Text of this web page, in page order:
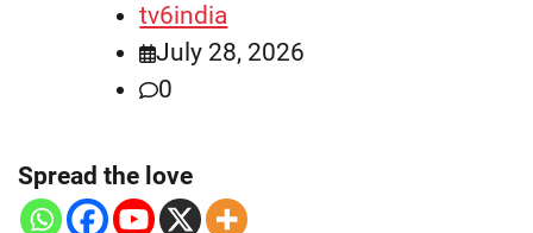
tv6india
July 28, 2026
0
Spread the love